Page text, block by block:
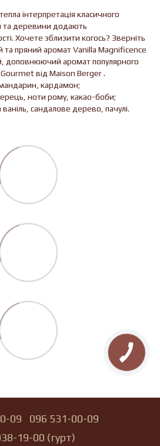
інтерпретація класичного
та деревини додають
Хочете зблизити когось? Зверніть
та пряний аромат Vanilla Magnificence
доповнюючий аромат популярного
від Maison Berger .
кардамон;
ноти рому, какао-боби;
ваніль, сандалове дерево, пачулі.
09
096 531-00-09
19-00 (гурт)